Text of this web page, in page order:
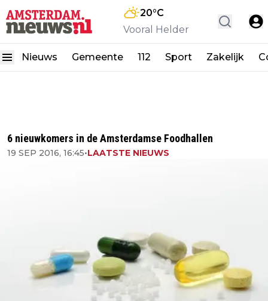
20°C
Vooral Helder
Nieuws Gemeente 112 Sport Zakelijk
6 nieuwkomers in de Amsterdamse Foodhallen
19 SEP 2016, 16:45•LAATSTE NIEUWS